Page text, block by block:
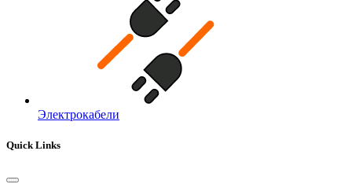
Электрокабели
Quick Links